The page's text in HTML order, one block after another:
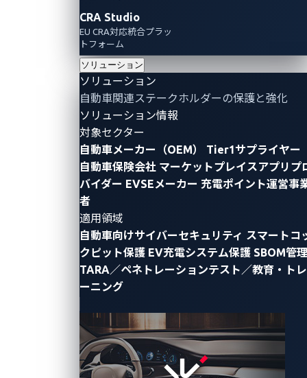
CRA Studio
EU CRA対応統合プラッ
トフォーム
ソリューション
ソリューション
自動車関連ステークホルダーの保護と強化
ソリューション情報
対象セクター
自動車メーカー（OEM）
Tier1サプライヤー
自動車保険会社 マーケットプレイスアプリプ
バイダー EVSEメーカー 充電ポイント運営事
者
適用領域
自動車向けサイバーセキュリティ スマートコ
クピット保護 EV充電システム保護 SBOM管理
TARA／ペネトレーションテスト／教育・トレ
ーニング
By Reuel Magistrado, Automotive Threat
現代のコネクテッドカーにおいて、車両盗難の手口は
もはやバールやキー複製機だけに限定されません。攻
撃者は現在、ノートパソコンやコードを用いて車両ネ
ットワークの脆弱性を悪用しています。その手法のひ
とつであるコントローラエリアネットワーク（CAN）
インジェクションは、電子制御ユニット（ECU）間で
送受信される正当なコマンドを模倣することを可能に
し、ドアのロック解除、窓の開閉、場合によっては車
といった不正な操作を実行できます。